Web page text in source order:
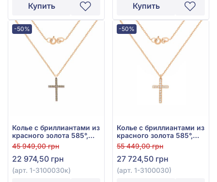
Купить Купить
-50%
Колье с бриллиантами из
красного золота 585°,
бриллиант 0,09ct, арт. 1-
3100030к
45 949,00 грн
22 974,50 грн
(арт. 1-3100030к)
-50%
Колье с бриллиантами из
красного золота 585°,
бриллиант 0,09ct, арт. 1-
3100030
55 449,00 грн
27 724,50 грн
(арт. 1-3100030)